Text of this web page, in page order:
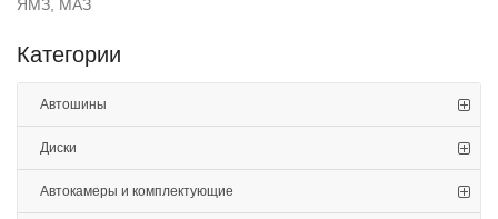
ЯМЗ, МАЗ
Категории
Автошины
Диски
Автокамеры и комплектующие